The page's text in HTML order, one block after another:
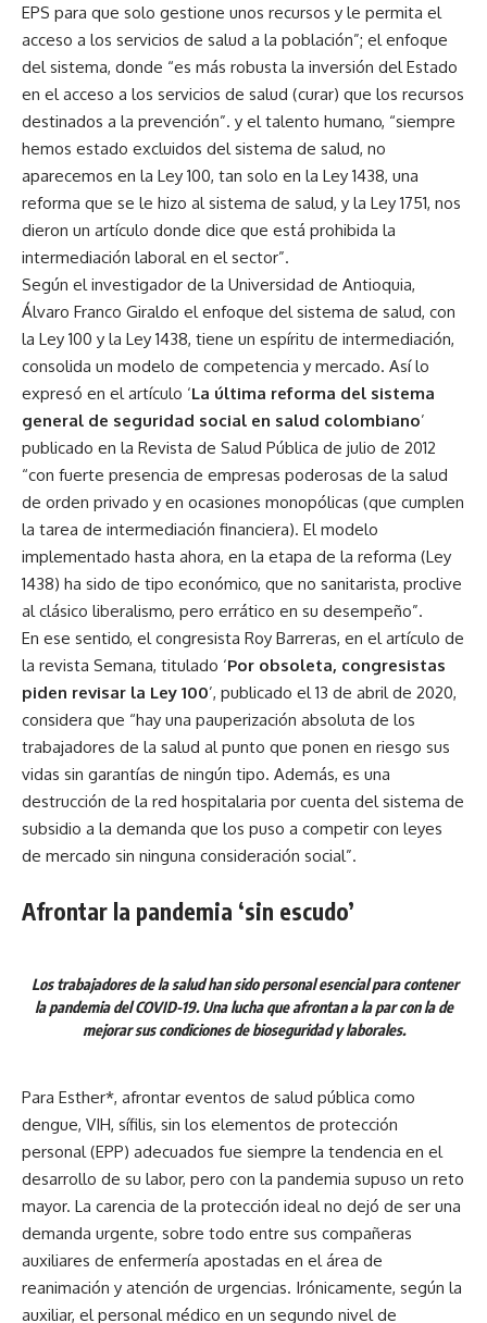
EPS para que solo gestione unos recursos y le permita el
acceso a los servicios de salud a la población”; el enfoque
del sistema, donde “es más robusta la inversión del Estado
en el acceso a los servicios de salud (curar) que los recursos
destinados a la prevención”. y el talento humano, “siempre
hemos estado excluidos del sistema de salud, no
aparecemos en la Ley 100, tan solo en la Ley 1438, una
reforma que se le hizo al sistema de salud, y la Ley 1751, nos
dieron un artículo donde dice que está prohibida la
intermediación laboral en el sector”.
Según el investigador de la Universidad de Antioquia,
Álvaro Franco Giraldo el enfoque del sistema de salud, con
la Ley 100 y la Ley 1438, tiene un espíritu de intermediación,
consolida un modelo de competencia y mercado. Así lo
expresó en el artículo ‘La última reforma del sistema
general de seguridad social en salud colombiano’
publicado en la Revista de Salud Pública de julio de 2012
“con fuerte presencia de empresas poderosas de la salud
de orden privado y en ocasiones monopólicas (que cumplen
la tarea de intermediación financiera). El modelo
implementado hasta ahora, en la etapa de la reforma (Ley
1438) ha sido de tipo económico, que no sanitarista, proclive
al clásico liberalismo, pero errático en su desempeño”.
En ese sentido, el congresista Roy Barreras, en el artículo de
la revista Semana, titulado ‘Por obsoleta, congresistas
piden revisar la Ley 100’, publicado el 13 de abril de 2020,
considera que “hay una pauperización absoluta de los
trabajadores de la salud al punto que ponen en riesgo sus
vidas sin garantías de ningún tipo. Además, es una
destrucción de la red hospitalaria por cuenta del sistema de
subsidio a la demanda que los puso a competir con leyes
de mercado sin ninguna consideración social”.
Afrontar la pandemia ‘sin escudo’
Los trabajadores de la salud han sido personal esencial para contener
la pandemia del COVID-19. Una lucha que afrontan a la par con la de
mejorar sus condiciones de bioseguridad y laborales.
Para Esther*, afrontar eventos de salud pública como
dengue, VIH, sífilis, sin los elementos de protección
personal (EPP) adecuados fue siempre la tendencia en el
desarrollo de su labor, pero con la pandemia supuso un reto
mayor. La carencia de la protección ideal no dejó de ser una
demanda urgente, sobre todo entre sus compañeras
auxiliares de enfermería apostadas en el área de
reanimación y atención de urgencias. Irónicamente, según la
auxiliar, el personal médico en un segundo nivel de